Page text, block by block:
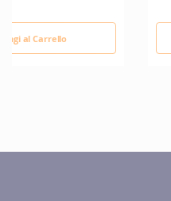
al Carrello